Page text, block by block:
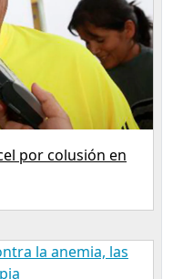
por colusión en